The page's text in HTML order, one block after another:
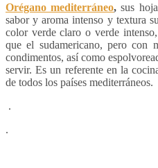
Orégano mediterráneo, sus
sabor y aroma intenso y textura
color verde claro o verde
que el sudamericano, pero con
condimentos, así como
servir. Es un referente en la
de todos los países mediterráneos.
.
.